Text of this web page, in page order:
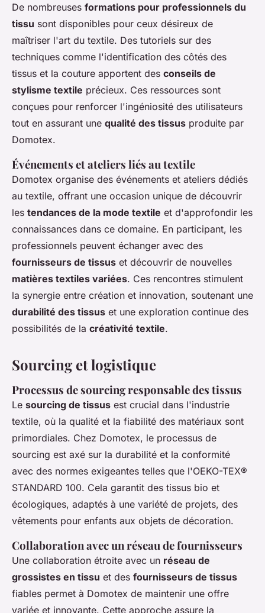
De nombreuses formations pour professionnels du
tissu sont disponibles pour ceux désireux de
maîtriser l'art du textile. Des tutoriels sur des
techniques comme l'identification des côtés des
tissus et la couture apportent des conseils de
stylisme textile précieux. Ces ressources sont
conçues pour renforcer l'ingéniosité des utilisateurs
tout en assurant une qualité des tissus produite par
Domotex.
Événements et ateliers liés au textile
Domotex organise des événements et ateliers dédiés
au textile, offrant une occasion unique de découvrir
les tendances de la mode textile et d'approfondir les
connaissances dans ce domaine. En participant, les
professionnels peuvent échanger avec des
fournisseurs de tissus et découvrir de nouvelles
matières textiles variées. Ces rencontres stimulent
la synergie entre création et innovation, soutenant une
durabilité des tissus et une exploration continue des
possibilités de la créativité textile.
Sourcing et logistique
Processus de sourcing responsable des tissus
Le sourcing de tissus est crucial dans l'industrie
textile, où la qualité et la fiabilité des matériaux sont
primordiales. Chez Domotex, le processus de
sourcing est axé sur la durabilité et la conformité
avec des normes exigeantes telles que l'OEKO-TEX®
STANDARD 100. Cela garantit des tissus bio et
écologiques, adaptés à une variété de projets, des
vêtements pour enfants aux objets de décoration.
Collaboration avec un réseau de fournisseurs
Une collaboration étroite avec un réseau de
grossistes en tissu et des fournisseurs de tissus
fiables permet à Domotex de maintenir une offre
variée et innovante. Cette approche assure la